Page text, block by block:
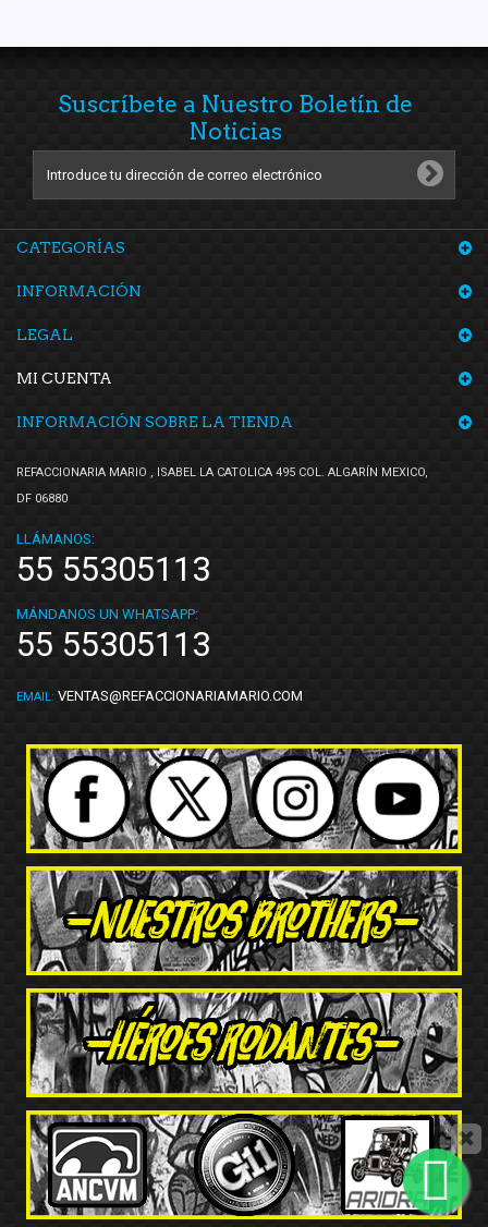
Suscríbete a Nuestro Boletín de
Noticias
CATEGORÍAS
INFORMACIÓN
LEGAL
MI CUENTA
INFORMACIÓN SOBRE LA TIENDA
REFACCIONARIA MARIO , ISABEL LA CATOLICA 495 COL. ALGARÍN MEXICO,
DF 06880
LLÁMANOS:
55 55305113
MÁNDANOS UN WHATSAPP:
55 55305113
EMAIL: VENTAS@REFACCIONARIAMARIO.COM